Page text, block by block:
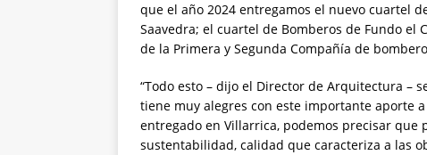
que el año 2024 entregamos el nuevo cuartel
Saavedra; el cuartel de Bomberos de Fundo el
de la Primera y Segunda Compañía de
“Todo esto – dijo el Director de Arquitectura –
tiene muy alegres con este importante aporte
entregado en Villarrica, podemos precisar que
sustentabilidad, calidad que caracteriza a las